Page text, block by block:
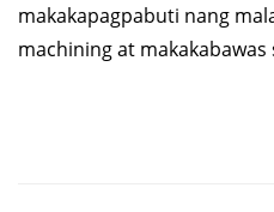
makakapagpabuti nang
machining at makakabawas